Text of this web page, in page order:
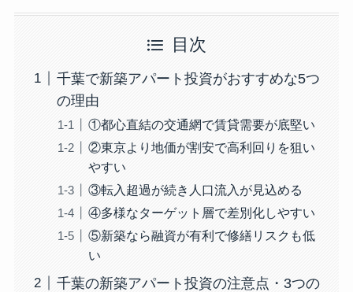
目次
千葉で新築アパート投資がおすすめな5つ
の理由
①都心直結の交通網で賃貸需要が底堅い
②東京より地価が割安で高利回りを狙い
やすい
③転入超過が続き人口流入が見込める
④多様なターゲット層で差別化しやすい
⑤新築なら融資が有利で修繕リスクも低
い
千葉の新築アパート投資の注意点・3つの